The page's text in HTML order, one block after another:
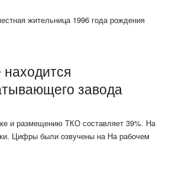
жительница 1996 года рождения
завода
и размещению ТКО составляет 39%. На
Цифры были озвучены на На рабочем